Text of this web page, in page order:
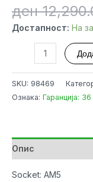
ден
Достапност: На
AS
WIFI
количина
SKU: 98469
Ознака: Гаранција:
Опис
Socket: AM5